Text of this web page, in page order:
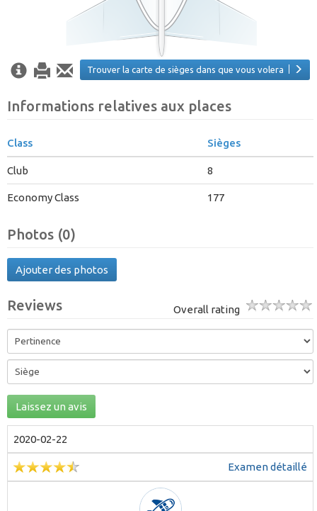
Trouver la carte de sièges dans que vous volera
Informations relatives aux places
Class Sièges
Club 8
Economy Class 177
Photos (0)
Ajouter des photos
Overall rating
Reviews
Laissez un avis
2020-02-22
Examen détaillé